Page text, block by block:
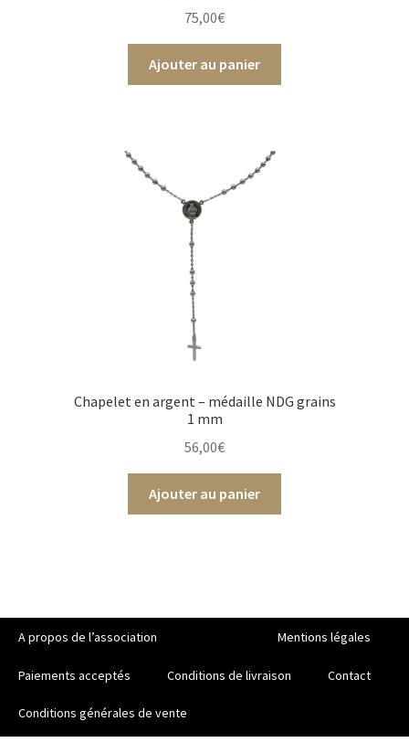
75,00€
Ajouter au panier
Chapelet en argent – médaille NDG grains
1 mm
56,00€
Ajouter au panier
A propos de l’association Mentions légales
Paiements acceptés Conditions de livraison Contact
Conditions générales de vente